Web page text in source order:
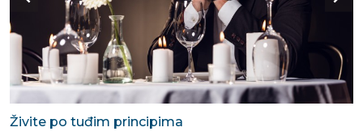
Živite po tuđim principima